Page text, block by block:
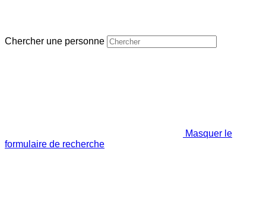
Chercher une personne
Masquer le
formulaire de recherche